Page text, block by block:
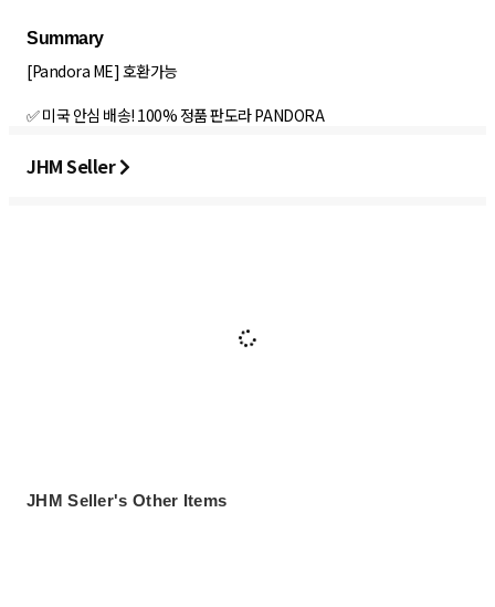
Summary
[Pandora ME] 호환가능
✅ 미국 안심 배송! 100% 정품 판도라 PANDORA
JHM Seller
JHM Seller's Other Items